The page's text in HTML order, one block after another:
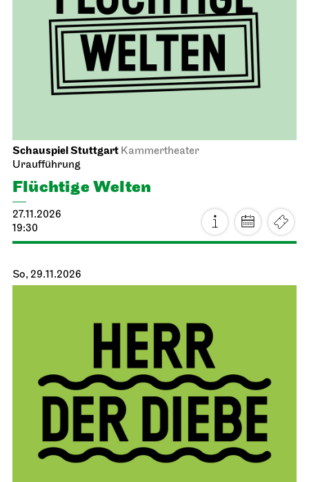
Schauspiel Stuttgart Kammertheater
Uraufführung
Flüchtige Welten
27.11.2026
19:30
So, 29.11.2026